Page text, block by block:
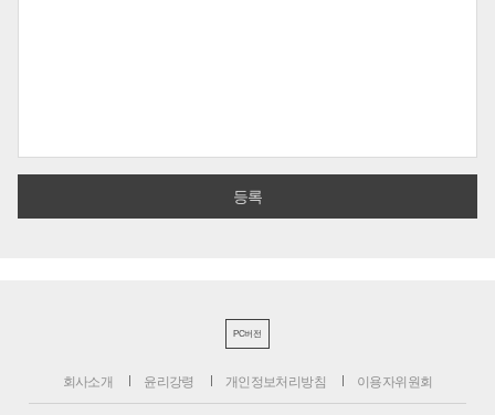
PC버전
회사소개 윤리강령 개인정보처리방침 이용자위원회